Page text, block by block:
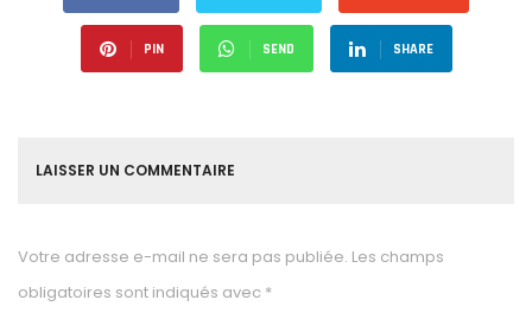
PIN SEND SHARE
LAISSER UN COMMENTAIRE
Votre adresse e-mail ne sera pas publiée. Les champs
obligatoires sont indiqués avec *